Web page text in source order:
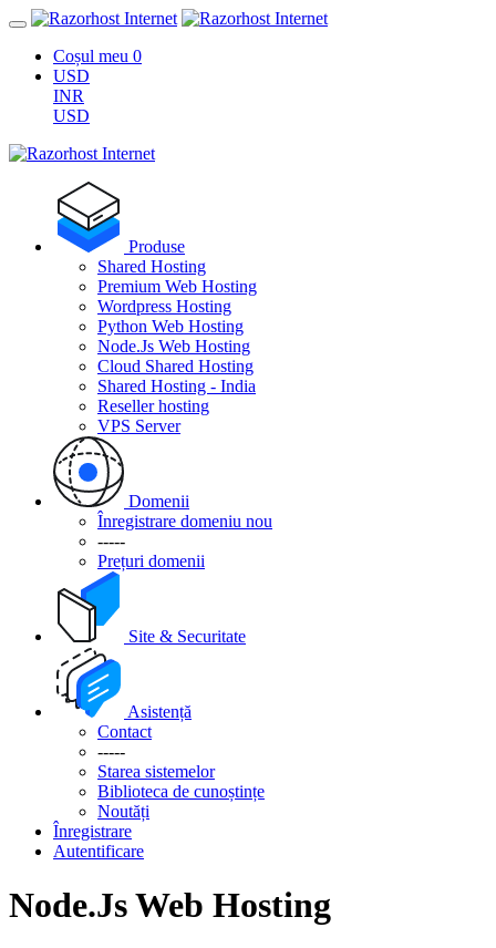
Coșul meu 0
USD
INR
USD
Produse
Shared Hosting
Premium Web Hosting
Wordpress Hosting
Python Web Hosting
Node.Js Web Hosting
Cloud Shared Hosting
Shared Hosting - India
Reseller hosting
VPS Server
Domenii
Înregistrare domeniu nou
-----
Prețuri domenii
Site & Securitate
Asistență
Contact
-----
Starea sistemelor
Biblioteca de cunoștințe
Noutăți
Înregistrare
Autentificare
Node.Js Web Hosting